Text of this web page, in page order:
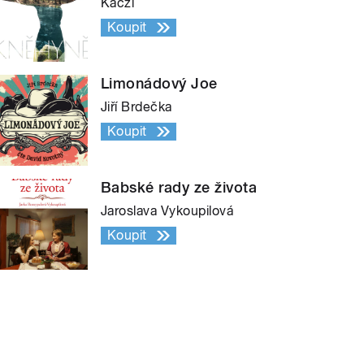
Koupit
Limonádový Joe
Jiří Brdečka
Koupit
Babské rady ze života
Jaroslava Vykoupilová
Koupit